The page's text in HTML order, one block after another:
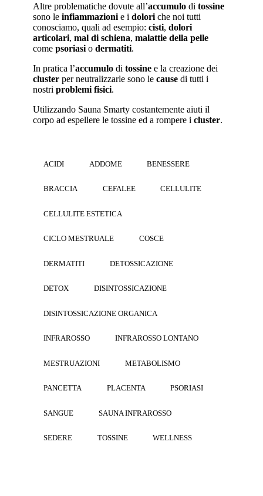
Altre problematiche dovute all’accumulo di tossine
sono le infiammazioni e i dolori che noi tutti
conosciamo, quali ad esempio: cisti, dolori
articolari, mal di schiena, malattie della pelle
come psoriasi o dermatiti.
In pratica l’accumulo di tossine e la creazione dei
cluster per neutralizzarle sono le cause di tutti i
nostri problemi fisici.
Utilizzando Sauna Smarty costantemente aiuti il
corpo ad espellere le tossine ed a rompere i cluster.
ACIDI ADDOME BENESSERE
BRACCIA CEFALEE CELLULITE
CELLULITE ESTETICA
CICLO MESTRUALE COSCE
DERMATITI DETOSSICAZIONE
DETOX DISINTOSSICAZIONE
DISINTOSSICAZIONE ORGANICA
INFRAROSSO INFRAROSSO LONTANO
MESTRUAZIONI METABOLISMO
PANCETTA PLACENTA PSORIASI
SANGUE SAUNA INFRAROSSO
SEDERE TOSSINE WELLNESS